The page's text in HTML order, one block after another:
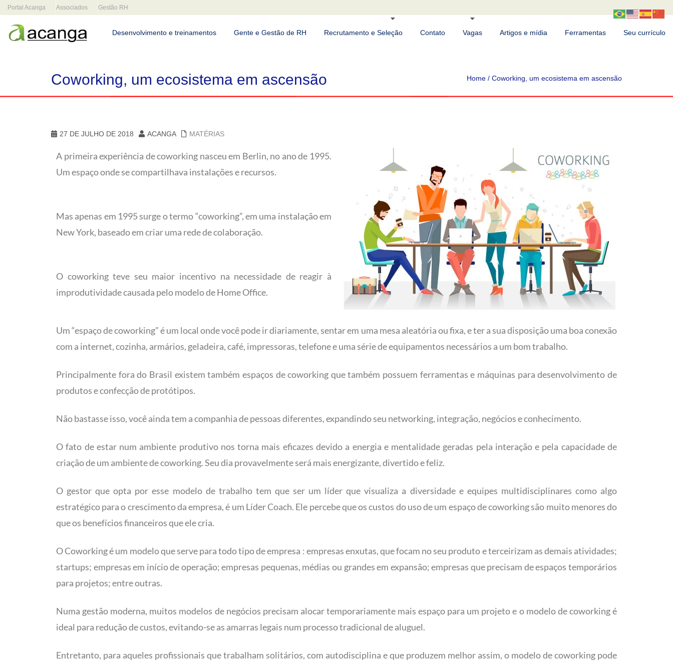
Portal Acanga Associados Gestão RH
Desenvolvimento e treinamentos Gente e Gestão de RH Recrutamento e Seleção Contato Vagas Artigos e mídia Ferramentas Seu currículo
Coworking, um ecosistema em ascensão Home / Coworking, um ecosistema em ascensão
27 DE JULHO DE 2018 ACANGA MATÉRIAS
A primeira experiência de coworking nasceu em Berlin, no ano de 1995.
Um espaço onde se compartilhava instalações e recursos.
Mas apenas em 1995 surge o termo “coworking”, em uma instalação em
New York, baseado em criar uma rede de colaboração.
O coworking teve seu maior incentivo na necessidade de reagir à
improdutividade causada pelo modelo de Home Office.
Um “espaço de coworking” é um local onde você pode ir diariamente, sentar em uma mesa aleatória ou fixa, e ter a sua disposição uma boa conexão
com a internet, cozinha, armários, geladeira, café, impressoras, telefone e uma série de equipamentos necessários a um bom trabalho.
Principalmente fora do Brasil existem também espaços de coworking que também possuem ferramentas e máquinas para desenvolvimento de
produtos e confecção de protótipos.
Não bastasse isso, você ainda tem a companhia de pessoas diferentes, expandindo seu networking, integração, negócios e conhecimento.
O fato de estar num ambiente produtivo nos torna mais eficazes devido a energia e mentalidade geradas pela interação e pela capacidade de
criação de um ambiente de coworking. Seu dia provavelmente será mais energizante, divertido e feliz.
O gestor que opta por esse modelo de trabalho tem que ser um líder que visualiza a diversidade e equipes multidisciplinares como algo
estratégico para o crescimento da empresa, é um Líder Coach. Ele percebe que os custos do uso de um espaço de coworking são muito menores do
que os benefícios financeiros que ele cria.
O Coworking é um modelo que serve para todo tipo de empresa : empresas enxutas, que focam no seu produto e terceirizam as demais atividades;
startups; empresas em início de operação; empresas pequenas, médias ou grandes em expansão; empresas que precisam de espaços temporários
para projetos; entre outras.
Numa gestão moderna, muitos modelos de negócios precisam alocar temporariamente mais espaço para um projeto e o modelo de coworking é
ideal para redução de custos, evitando-se as amarras legais num processo tradicional de aluguel.
Entretanto, para aqueles profissionais que trabalham solitários, com autodisciplina e que produzem melhor assim, o modelo de coworking pode